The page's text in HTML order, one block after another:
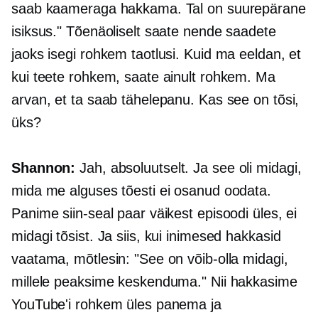
saab kaameraga hakkama. Tal on suurepärane
isiksus." Tõenäoliselt saate nende saadete
jaoks isegi rohkem taotlusi. Kuid ma eeldan, et
kui teete rohkem, saate ainult rohkem. Ma
arvan, et ta saab tähelepanu. Kas see on tõsi,
üks?
Shannon: Jah, absoluutselt. Ja see oli midagi,
mida me alguses tõesti ei osanud oodata.
Panime siin-seal paar väikest episoodi üles, ei
midagi tõsist. Ja siis, kui inimesed hakkasid
vaatama, mõtlesin: "See on võib-olla midagi,
millele peaksime keskenduma." Nii hakkasime
YouTube'i rohkem üles panema ja